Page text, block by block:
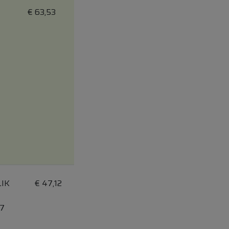
€ 63,53
€ 47,12